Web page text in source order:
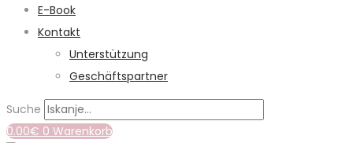
E-Book
Kontakt
Unterstützung
Geschäftspartner
Suche
0.00€ 0 Warenkorb